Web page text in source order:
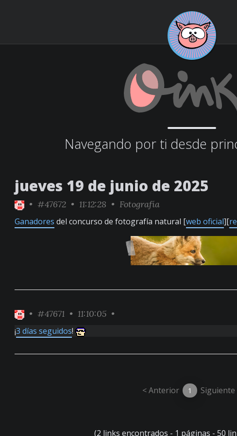
Navegando por ti desde
jueves 19 de junio de 2025
• #47672 • 11:12:28 • Fotografía
Ganadores del concurso de fotografía natural [web oficial][
• #47671 • 11:10:05 •
¡3 días seguidos!
< Anterior 1 Siguiente
(2 links encontrados - 1 páginas - 50